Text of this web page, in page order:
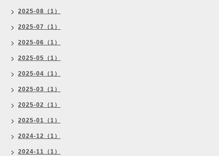
2025-08（1）
2025-07（1）
2025-06（1）
2025-05（1）
2025-04（1）
2025-03（1）
2025-02（1）
2025-01（1）
2024-12（1）
2024-11（1）